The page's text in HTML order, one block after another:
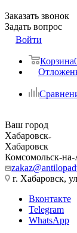
Заказать звонок
Задать вопрос
Войти
Корзина
Ваш город
Хабаровск
Хабаровск
Комсомольск-
г. Хабаровск,
Вконтакте
Telegram
WhatsApp